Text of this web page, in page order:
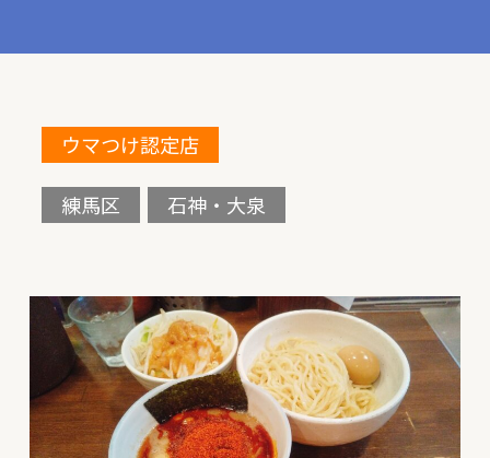
ウマつけ認定店
練馬区 石神・大泉